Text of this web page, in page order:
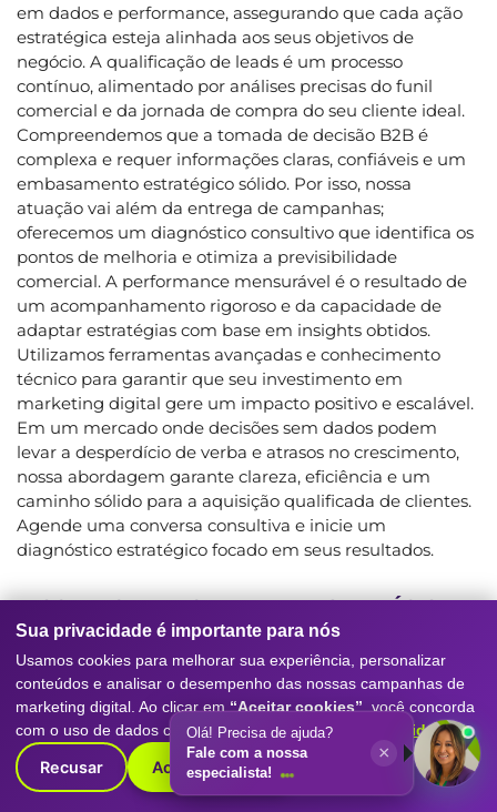
em dados e performance, assegurando que cada ação
estratégica esteja alinhada aos seus objetivos de
negócio. A qualificação de leads é um processo
contínuo, alimentado por análises precisas do funil
comercial e da jornada de compra do seu cliente ideal.
Compreendemos que a tomada de decisão B2B é
complexa e requer informações claras, confiáveis e um
embasamento estratégico sólido. Por isso, nossa
atuação vai além da entrega de campanhas;
oferecemos um diagnóstico consultivo que identifica os
pontos de melhoria e otimiza a previsibilidade
comercial. A performance mensurável é o resultado de
um acompanhamento rigoroso e da capacidade de
adaptar estratégias com base em insights obtidos.
Utilizamos ferramentas avançadas e conhecimento
técnico para garantir que seu investimento em
marketing digital gere um impacto positivo e escalável.
Em um mercado onde decisões sem dados podem
levar a desperdício de verba e atrasos no crescimento,
nossa abordagem garante clareza, eficiência e um
caminho sólido para a aquisição qualificada de clientes.
Agende uma conversa consultiva e inicie um
diagnóstico estratégico focado em seus resultados.
CONTROLE DE QUALIDADE ESTRATÉGICA,
SEGURANÇA OPERACIONAL E VIABILIDADE
DE PERFORMANCE
A execução de estratégias de marketing digital sem um
diagnóstico técnico aprofundado representa um risco
significativo para a verba investida e para a reputação
da sua empresa. Falhas na mensuração, indicação
equivocada de canais e a ausência de um plano de ação
Sua privacidade é importante para nós
Usamos cookies para melhorar sua experiência, personalizar
conteúdos e analisar o desempenho das nossas campanhas de
marketing digital. Ao clicar em “Aceitar cookies” , você concorda
com o uso de dados conforme nossaPolítica de Privacidade.
Recusar Aceitar cookies
Olá! Precisa de ajuda?
Fale com a nossa
especialista!
×